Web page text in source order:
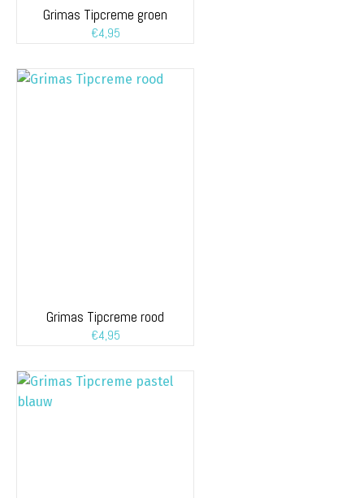
Grimas Tipcreme groen
€4,95
Grimas Tipcreme rood
€4,95